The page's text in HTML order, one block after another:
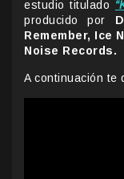
estudio titulado
producido por
Remember, Ice
Noise Records.
A continuación te